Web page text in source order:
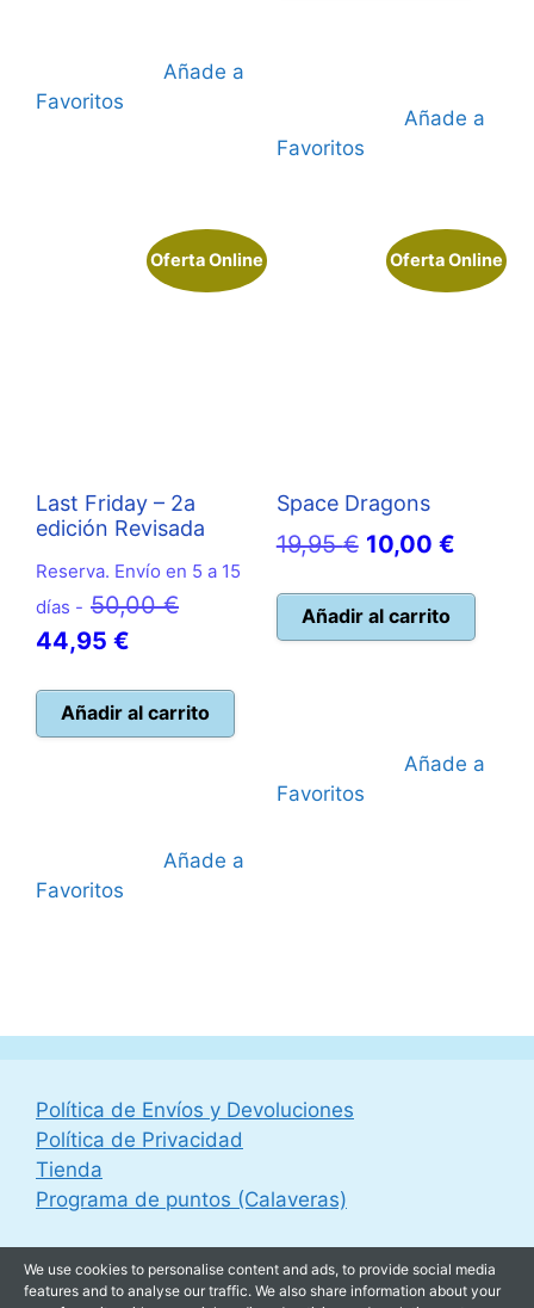
Añade a
Favoritos
Añade a
Favoritos
Oferta Online
Last Friday – 2a
edición Revisada
Reserva. Envío en 5 a 15
días - 50,00€El
era:
50,00 €.
44,95 €
actual
es:
Añadir al carrito
Añade a
Favoritos
Oferta Online
Space Dragons
19,95€ El
original
era:
10,00 €El
es:
Añadir al carrito
Añade a
Favoritos
Política de Envíos y Devoluciones
Política de Privacidad
Tienda
Programa de puntos (Calaveras)
We use cookies to personalise content and ads, to provide social media
features and to analyse our traffic. We also share information about your